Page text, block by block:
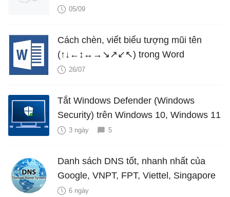
05/09
Cách chèn, viết biểu tượng mũi tên
(↑↓←↕↔→↘↗↙↖) trong Word
26/07
Tắt Windows Defender (Windows
Security) trên Windows 10, Windows 11
3 ngày 5
Danh sách DNS tốt, nhanh nhất của
Google, VNPT, FPT, Viettel, Singapore
6 ngày